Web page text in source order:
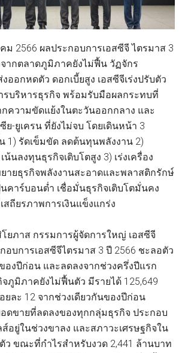
ม 2566 ผลประกอบการเอสซีจี ไตรมาส 3
ากตลาดภูมิภาคยังไม่ฟื้น วัฏจักร
ออกหดตัว ดอกเบี้ยสูง เอสซีจีเร่งปรับตัว
รบริหารธุรกิจ พร้อมรับมือผลกระทบที่
ความขัดแย้งในตะวันออกกลาง และ
ย-ยูเครน ที่ยังไม่จบ โดยเดินหน้า 3
1) รัดเข็มขัด ลดต้นทุนพลังงาน 2)
นลงทุนธุรกิจเติบโตสูง 3) เร่งเครื่อง
ายธุรกิจพลังงานสะอาดและพลาสติกรักษ์
นคาร์บอนต่ำ เชื่อมั่นธุรกิจเติบโตมั่นคง
ถียรภาพการเงินแข็งแกร่ง
โยภาส กรรมการผู้จัดการใหญ่ เอสซีจี
อบการเอสซีจีไตรมาส 3 ปี 2566 ชะลอตัว
องปีก่อน และลดลงจากช่วงครึ่งปีแรก
จภูมิภาคยังไม่ฟื้นตัว มีรายได้ 125,649
ยละ 12 จากช่วงเดียวกันของปีก่อน
ดขายที่ลดลงของทุกกลุ่มธุรกิจ ประกอบ
อยู่ในช่วงขาลง และสภาวะเศรษฐกิจใน
ขณะที่กำไรสำหรับงวด 2,441 ล้านบาท